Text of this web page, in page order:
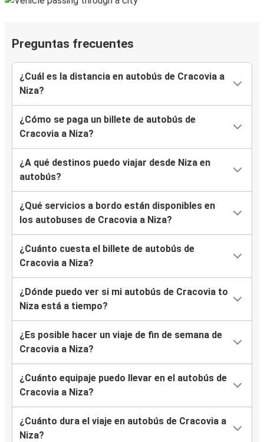
Preguntas frecuentes
¿Cuál es la distancia en autobús de Cracovia a
Niza?
¿Cómo se paga un billete de autobús de
Cracovia a Niza?
¿A qué destinos puedo viajar desde Niza en
autobús?
¿Qué servicios a bordo están disponibles en
los autobuses de Cracovia a Niza?
¿Cuánto cuesta el billete de autobús de
Cracovia a Niza?
¿Dónde puedo ver si mi autobús de Cracovia to
Niza está a tiempo?
¿Es posible hacer un viaje de fin de semana de
Cracovia a Niza?
¿Cuánto equipaje puedo llevar en el autobús de
Cracovia a Niza?
¿Cuánto dura el viaje en autobús de Cracovia a
Niza?